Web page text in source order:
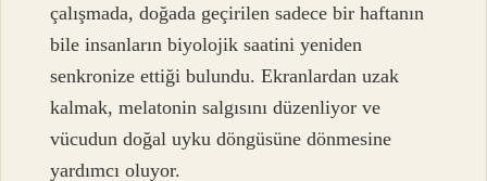
çalışmada, doğada geçirilen sadece bir haftanın
bile insanların biyolojik saatini yeniden
senkronize ettiği bulundu. Ekranlardan uzak
kalmak, melatonin salgısını düzenliyor ve
vücudun doğal uyku döngüsüne dönmesine
yardımcı oluyor.